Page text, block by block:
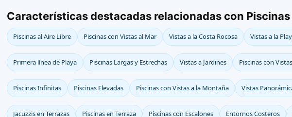
Características destacadas relacionadas con
Piscinas al Aire Libre Piscinas con Vistas al Mar Vistas a la Costa Rocosa Vistas a la
Primera línea de Playa Piscinas Largas y Estrechas Vistas a Jardines Piscinas con
Piscinas Infinitas Piscinas Elevadas Piscinas con Vistas a la Montaña Vistas
Jacuzzis en Terrazas Piscinas en Terraza Piscinas con Escalones Entornos Costeros